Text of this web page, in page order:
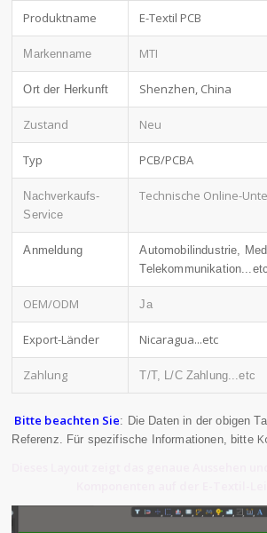
Produktname E-Textil PCB
Markenname MTI
Ort der Herkunft Shenzhen, China
Zustand Neu
Typ PCB/PCBA
Nachverkaufs-
Service
Technische Online-
Anmeldung
Automobilindustrie,
Telekommunikation...etc
OEM/ODM Ja
Export-Länder Nicaragua...etc
Zahlung T/T, L/C Zahlung...etc
Bitte beachten Sie: Die Daten in der obigen
Referenz. Für spezifische Informationen, bitte